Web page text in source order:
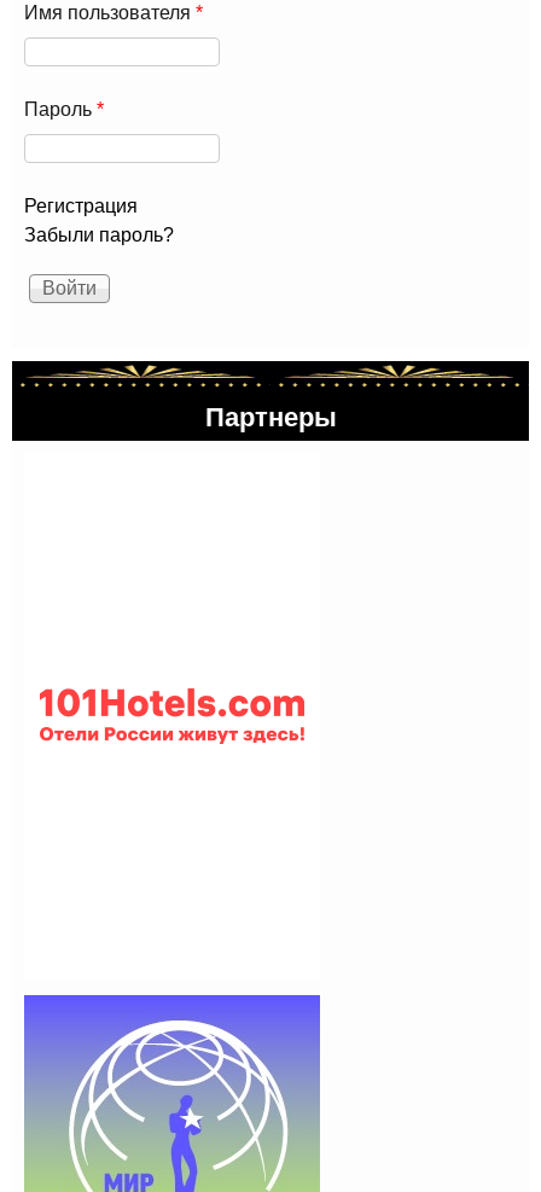
Имя пользователя *
Пароль *
Регистрация
Забыли пароль?
Партнеры